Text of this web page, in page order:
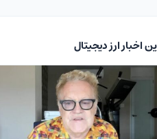
اخبار ارز دیجیتال